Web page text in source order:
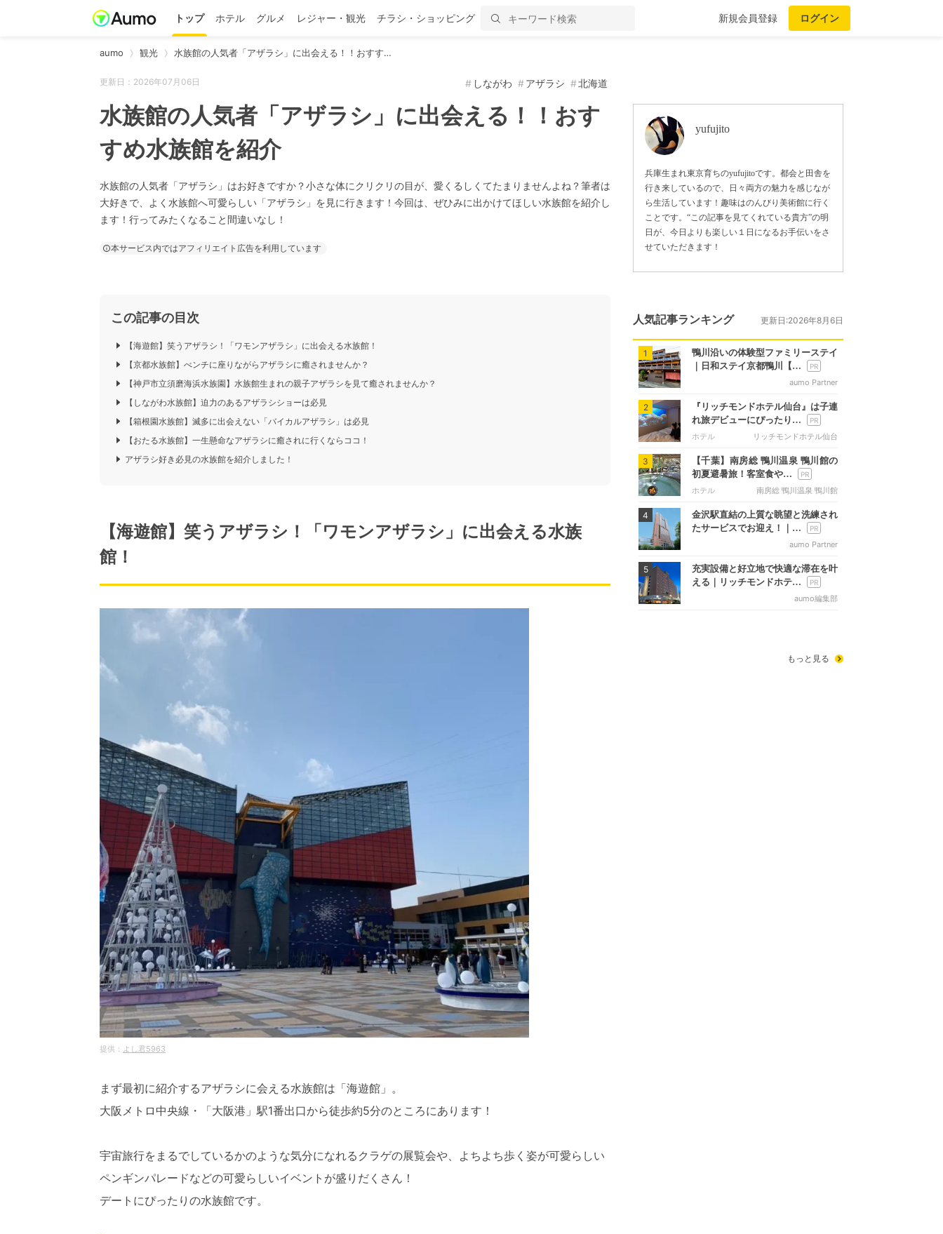
トップ ホテル グルメ レジャー・観光 チラシ・ショッピング 新規会員登録 ログイン
aumo 観光 水族館の人気者「アザラシ」に出会える！！おすす…
更新日：2026年07月06日 しながわ アザラシ 北海道
水族館の人気者「アザラシ」に出会える！！おす
すめ水族館を紹介
水族館の人気者「アザラシ」はお好きですか？小さな体にクリクリの目が、愛くるしくてたまりませんよね？筆者は
大好きで、よく水族館へ可愛らしい「アザラシ」を見に行きます！今回は、ぜひみに出かけてほしい水族館を紹介し
ます！行ってみたくなること間違いなし！
本サービス内ではアフィリエイト広告を利用しています
この記事の目次
【海遊館】笑うアザラシ！「ワモンアザラシ」に出会える水族館！
【京都水族館】べンチに座りながらアザラシに癒されませんか？
【神戸市立須磨海浜水族園】水族館生まれの親子アザラシを見て癒されませんか？
【しながわ水族館】迫力のあるアザラシショーは必見
【箱根園水族館】滅多に出会えない「バイカルアザラシ」は必見
【おたる水族館】一生懸命なアザラシに癒されに行くならココ！
アザラシ好き必見の水族館を紹介しました！
【海遊館】笑うアザラシ！「ワモンアザラシ」に出会える水族
館！
よし君5963
まず最初に紹介するアザラシに会える水族館は「海遊館」。
大阪メトロ中央線・「大阪港」駅1番出口から徒歩約5分のところにあります！
宇宙旅行をまるでしているかのような気分になれるクラゲの展覧会や、よちよち歩く姿が可愛らしい
ペンギンパレードなどの可愛らしいイベントが盛りだくさん！
デートにぴったりの水族館です。
yufujito
兵庫生まれ東京育ちのyufujitoです。都会と田舎を
行き来しているので、日々両方の魅力を感じなが
ら生活しています！趣味はのんびり美術館に行く
ことです。“この記事を見てくれている貴方”の明
日が、今日よりも楽しい１日になるお手伝いをさ
せていただきます！
人気記事ランキング 更新日:2026年8月6日
1
鴨川沿いの体験型ファミリーステイ
｜日和ステイ京都鴨川【…
aumo Partner
2
『リッチモンドホテル仙台』は子連
れ旅デビューにぴったり…
ホテル リッチモンドホテル仙台
3
【千葉】南房総 鴨川温泉 鴨川館の
初夏避暑旅！客室食や…
ホテル 南房総 鴨川温泉 鴨川館
4
金沢駅直結の上質な眺望と洗練され
たサービスでお迎え！｜…
aumo Partner
5
充実設備と好立地で快適な滞在を叶
える｜リッチモンドホテ…
aumo編集部
もっと見る